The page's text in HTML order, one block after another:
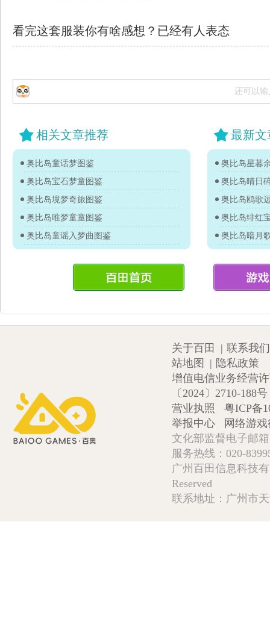
看完这套服装你有啥感想？已经有人表态
还可以输
相关文章推荐
奥比岛童话梦图鉴
奥比岛宝石梦童图鉴
奥比岛境梦奇旅图鉴
奥比岛唯梦童童图鉴
奥比岛童谣入梦曲图鉴
最新文
奥比岛星暮
奥比岛晴日
奥比岛鸥歌
奥比岛绯红
奥比岛暗月
关于百田 | 联系我们
站地图
| 隐私政策
增值电信业务经营
〔2024〕2710-188号
营业执照
粤ICP备
举报中心
网络游
文化部监督电子邮
服务热线：020-
广州百田信息科技
Reserved
联系地址：广州市